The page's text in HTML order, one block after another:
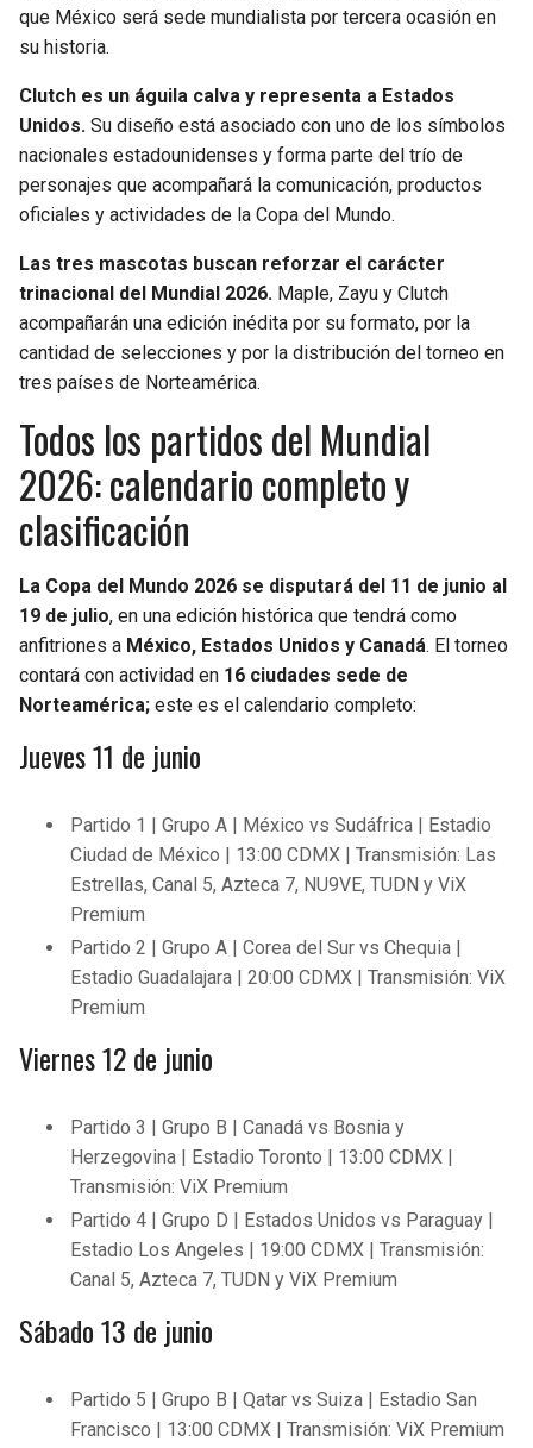
que México será sede mundialista por tercera ocasión en
su historia.
Clutch es un águila calva y representa a Estados
Unidos. Su diseño está asociado con uno de los símbolos
nacionales estadounidenses y forma parte del trío de
personajes que acompañará la comunicación, productos
oficiales y actividades de la Copa del Mundo.
Las tres mascotas buscan reforzar el carácter
trinacional del Mundial 2026. Maple, Zayu y Clutch
acompañarán una edición inédita por su formato, por la
cantidad de selecciones y por la distribución del torneo en
tres países de Norteamérica.
Todos los partidos del Mundial
2026: calendario completo y
clasificación
La Copa del Mundo 2026 se disputará del 11 de junio al
19 de julio, en una edición histórica que tendrá como
anfitriones a México, Estados Unidos y Canadá. El torneo
contará con actividad en 16 ciudades sede de
Norteamérica; este es el calendario completo:
Jueves 11 de junio
Partido 1 | Grupo A | México vs Sudáfrica | Estadio
Ciudad de México | 13:00 CDMX | Transmisión: Las
Estrellas, Canal 5, Azteca 7, NU9VE, TUDN y ViX
Premium
Partido 2 | Grupo A | Corea del Sur vs Chequia |
Estadio Guadalajara | 20:00 CDMX | Transmisión: ViX
Premium
Viernes 12 de junio
Partido 3 | Grupo B | Canadá vs Bosnia y
Herzegovina | Estadio Toronto | 13:00 CDMX |
Transmisión: ViX Premium
Partido 4 | Grupo D | Estados Unidos vs Paraguay |
Estadio Los Angeles | 19:00 CDMX | Transmisión:
Canal 5, Azteca 7, TUDN y ViX Premium
Sábado 13 de junio
Partido 5 | Grupo B | Qatar vs Suiza | Estadio San
Francisco | 13:00 CDMX | Transmisión: ViX Premium